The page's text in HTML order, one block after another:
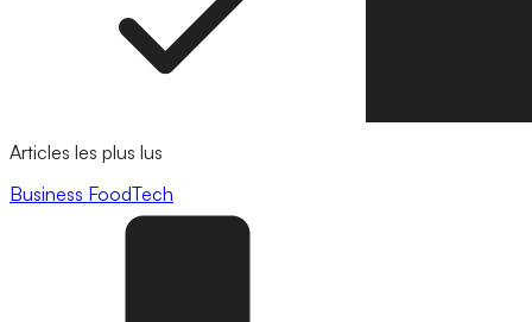
Articles les plus lus
Business FoodTech